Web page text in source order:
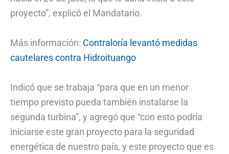
proyecto”, explicó el Mandatario.
Más información: Contraloría levantó medidas
cautelares contra Hidroituango
Indicó que se trabaja “para que en un menor
tiempo previsto pueda también instalarse la
segunda turbina”, y agregó que “con esto podría
iniciarse este gran proyecto para la seguridad
energética de nuestro país, y este proyecto que es